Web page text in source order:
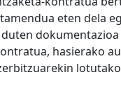
eten dela
hasierako